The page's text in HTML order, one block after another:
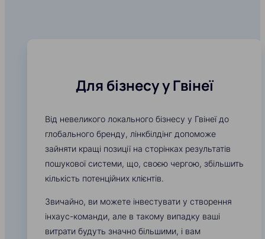
Для бізнесу у Гвінеї
Від невеликого локального бізнесу у Гвінеї до
глобального бренду, лінкбілдінг допоможе
зайняти кращі позиції на сторінках результатів
пошукової системи, що, своєю чергою, збільшить
кількість потенційних клієнтів.
Звичайно, ви можете інвестувати у створення
інхаус-команди, але в такому випадку ваші
витрати будуть значно більшими, і вам